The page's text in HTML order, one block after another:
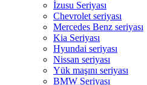
İzusu Seriyası
Chevrolet seriyası
Mercedes Benz seriyası
Kia Seriyası
Hyundai seriyası
Nissan seriyası
Yük maşını seriyası
BMW Seriyası